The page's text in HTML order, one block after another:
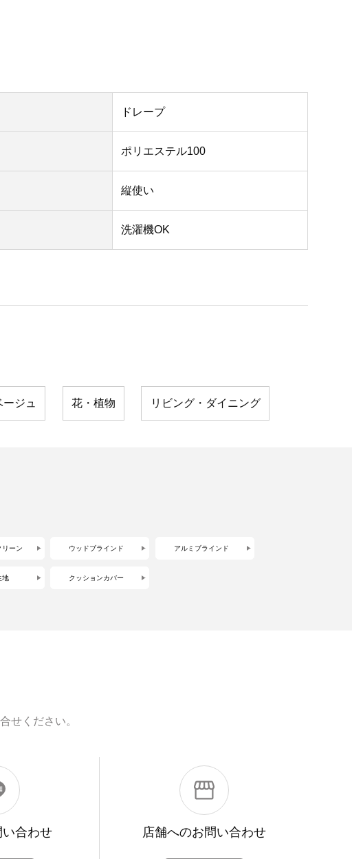
ドレープ
ポリエステル100
縦使い
洗濯機OK
ジュ 花・植物 リビング・ダイニング
リーン ウッドブラインド アルミブラインド
地 クッションカバー
せください。
合わせ 店舗へのお問い合わせ